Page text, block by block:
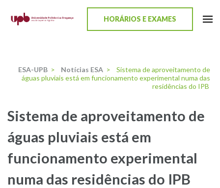
HORÁRIOS E EXAMES
ESA-UPB > Notícias ESA >
Sistema de aproveitamento de
águas pluviais está em funcionamento experimental numa das
residências do IPB
Sistema de aproveitamento de
águas pluviais está em
funcionamento experimental
numa das residências do IPB